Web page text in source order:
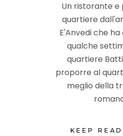
Un ristorante e
quartiere
E'Anvedi che
qualche
quartiere
proporre al
meglio della
KEEP